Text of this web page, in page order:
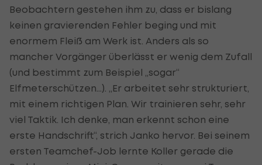
Beobachtern gestehen ihm zu, dass er bislang
keinen gravierenden Fehler beging und mit
enormem Fleiß am Werk ist. Anders als so
mancher Vorgänger überlässt er wenig dem Zufall
(und bestimmt zum Beispiel „sogar“
Elfmeterschützen…). „Er arbeitet sehr strukturiert,
mit einem richtigen Plan. Wir trainieren sehr, sehr
viel Taktik. Ich denke, man erkennt schon eine
erste Handschrift“, strich Janko hervor. Bei seinem
ersten Teamchef-Job lernte Koller gerade die